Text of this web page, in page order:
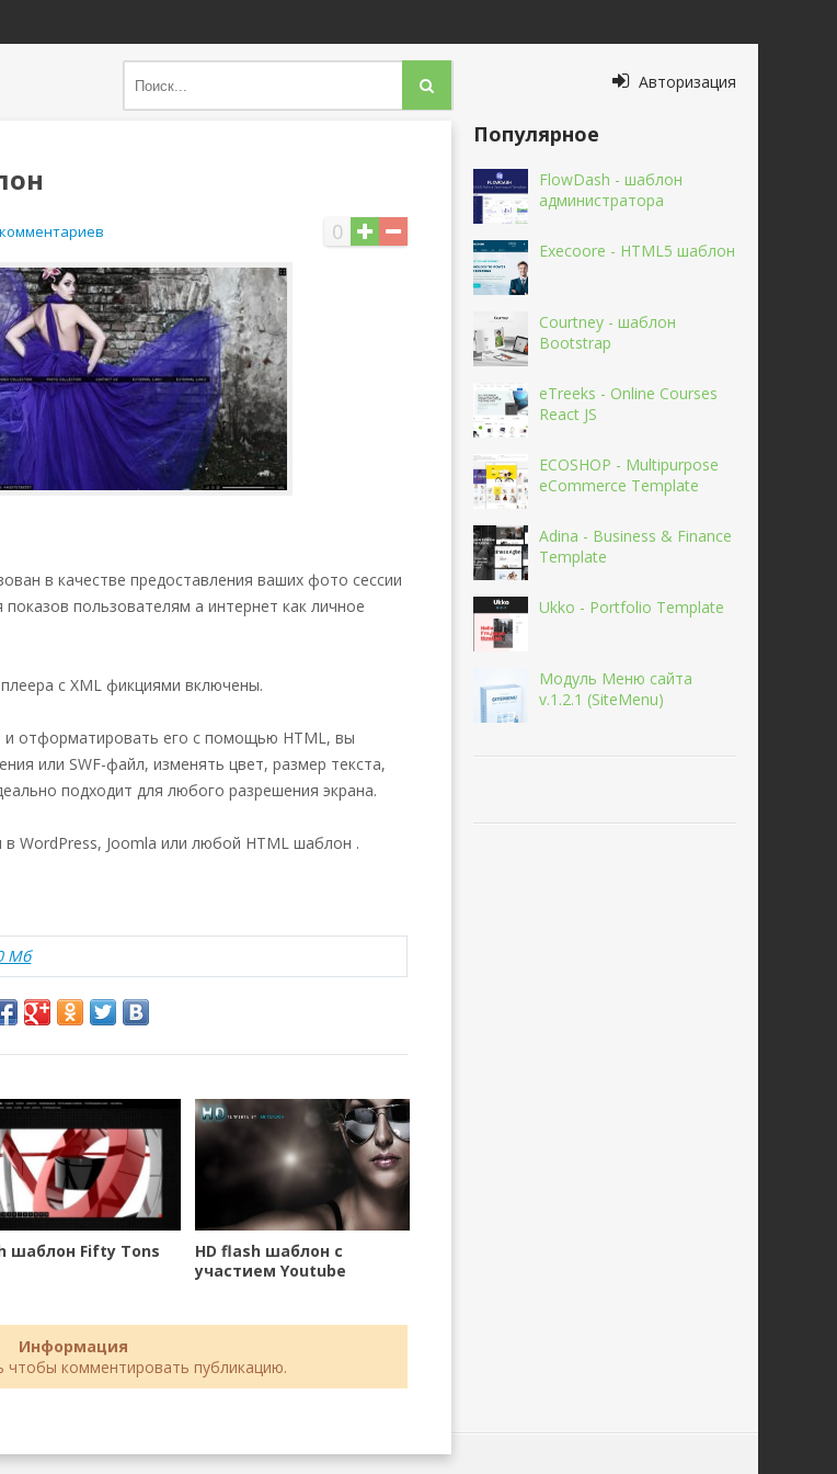
Авторизация
0
в качестве предоставления ваших фото сессии
пользователям а интернет как личное
с XML фикциями включены.
отформатировать его с помощью HTML, вы
или SWF-файл, изменять цвет, размер текста,
подходит для любого разрешения экрана.
WordPress, Joomla или любой HTML шаблон .
Мб
шаблон Fifty Tons
HD flash шаблон с
участием Youtube
Информация
чтобы комментировать публикацию.
Популярное
FlowDash - шаблон
администратора
Execoore - HTML5 шаблон
Courtney - шаблон
Bootstrap
eTreeks - Online Courses
React JS
ECOSHOP - Multipurpose
eCommerce Template
Adina - Business & Finance
Template
Ukko - Portfolio Template
Модуль Меню сайта
v.1.2.1 (SiteMenu)